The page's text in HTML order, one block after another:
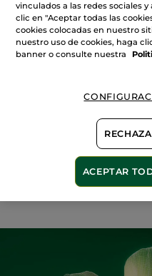
Todo comienza con
un hombre
pronto que las
inigualable para
en la intersección
dermatología
estándares de su
simplemente una
vinculados a las redes sociales
clic en "Aceptar todas las
cookies colocadas en nuestro
nuestro uso de cookies, haga
banner o consulte nuestra
ACEPTAR